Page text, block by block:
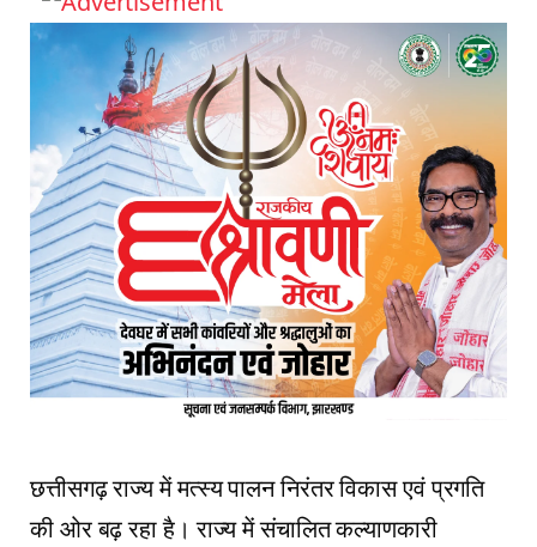
छत्तीसगढ़ राज्य में मत्स्य पालन निरंतर विकास एवं प्रगति
की ओर बढ़ रहा है। राज्य में संचालित कल्याणकारी